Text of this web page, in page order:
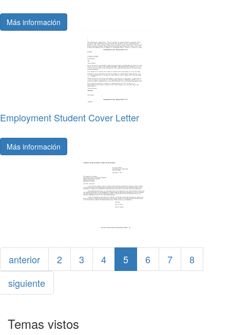
Más información
Employment Student Cover Letter
Más información
anterior 2 3 4 5 6 7
8
siguiente
Temas vistos